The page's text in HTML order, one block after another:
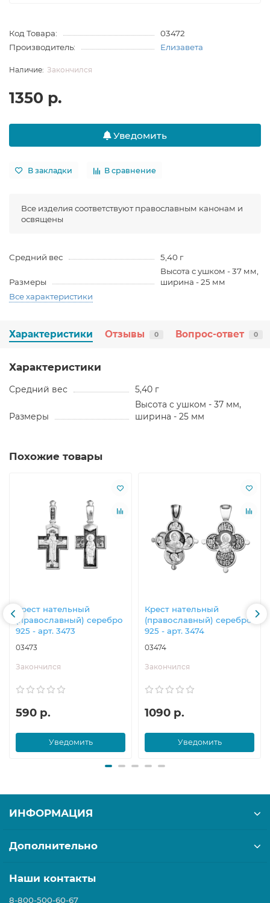
Код Товара:
03472
Производитель:
Елизавета
Закончился
1350 р.
Уведомить
В закладки В сравнение
Все изделия соответствуют православным канонам и
освящены
Средний вес 5,40 г
Размеры
Высота с ушком - 37 мм,
ширина - 25 мм
Все характеристики
Характеристики Отзывы 0 Вопрос-ответ 0
Характеристики
Средний вес 5,40 г
Размеры
Высота с ушком - 37 мм,
ширина - 25 мм
Похожие товары
Крест нательный
(православный) серебро
925 - арт. 3473
03473
Закончился
590 р.
Уведомить
Крест нательный
(православный) серебро
925 - арт. 3474
03474
Закончился
1090 р.
Уведомить
ИНФОРМАЦИЯ
Дополнительно
Наши контакты
8-800-500-60-67